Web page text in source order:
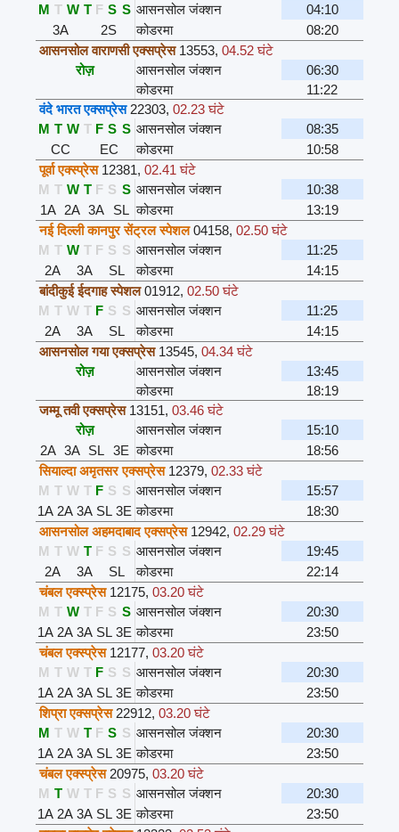
M T W T F S S आसनसोल जंक्शन
04:10
3A
2S कोडरमा
08:20
आसनसोल वाराणसी एक्सप्रेस 13553, 04.52 घंटे
रोज़
आसनसोल जंक्शन
06:30
कोडरमा
11:22
वंदे भारत एक्सप्रेस 22303, 02.23 घंटे
M T W T F S S आसनसोल जंक्शन
08:35
CC
EC कोडरमा
10:58
पूर्वा एक्स्प्रेस 12381, 02.41 घंटे
M T W T F S S आसनसोल जंक्शन
10:38
1A 2A 3A SL कोडरमा
13:19
नई दिल्ली कानपुर सेंट्रल स्पेशल 04158, 02.50 घंटे
M T W T F S S आसनसोल जंक्शन
11:25
2A
3A SL कोडरमा
14:15
बांदीकुई ईदगाह स्पेशल 01912, 02.50 घंटे
M T W T F S S आसनसोल जंक्शन
11:25
2A
3A SL कोडरमा
14:15
आसनसोल गया एक्सप्रेस 13545, 04.34 घंटे
रोज़
आसनसोल जंक्शन
13:45
कोडरमा
18:19
जम्मू तवी एक्सप्रेस 13151, 03.46 घंटे
रोज़
आसनसोल जंक्शन
15:10
2A 3A SL 3E कोडरमा
18:56
सियाल्दा अमृतसर एक्सप्रेस 12379, 02.33 घंटे
M T W T F S S आसनसोल जंक्शन
15:57
1A 2A 3A SL 3E कोडरमा
18:30
आसनसोल अहमदाबाद एक्सप्रेस 12942, 02.29 घंटे
M T W T F S S आसनसोल जंक्शन
19:45
2A
3A SL कोडरमा
22:14
चंबल एक्स्प्रेस 12175, 03.20 घंटे
M T W T F S S आसनसोल जंक्शन
20:30
1A 2A 3A SL 3E कोडरमा
23:50
चंबल एक्स्प्रेस 12177, 03.20 घंटे
M T W T F S S आसनसोल जंक्शन
20:30
1A 2A 3A SL 3E कोडरमा
23:50
शिप्रा एक्सप्रेस 22912, 03.20 घंटे
M T W T F S S आसनसोल जंक्शन
20:30
1A 2A 3A SL 3E कोडरमा
23:50
चंबल एक्स्प्रेस 20975, 03.20 घंटे
M T W T F S S आसनसोल जंक्शन
20:30
1A 2A 3A SL 3E कोडरमा
23:50